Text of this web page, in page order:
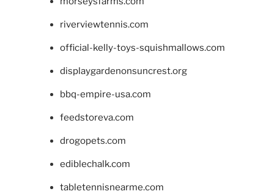
riverviewtennis.com
official-kelly-toys-squishmallows.com
displaygardenonsuncrest.org
bbq-empire-usa.com
feedstoreva.com
drogopets.com
ediblechalk.com
tabletennisnearme.com